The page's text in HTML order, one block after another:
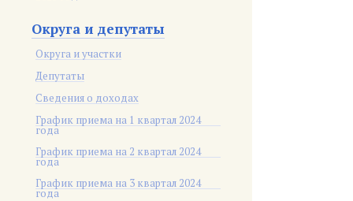
Округа и депутаты
Округа и участки
Депутаты
Сведения о доходах
График приема на 1 квартал 2024
года
График приема на 2 квартал 2024
года
График приема на 3 квартал 2024
года